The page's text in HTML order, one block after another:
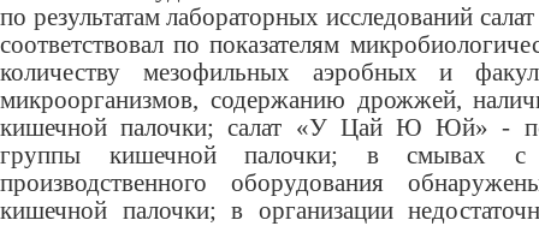
по результатам лабораторных исследований
соответствовал по показателям
количеству мезофильных аэробных и
микроорганизмов, содержанию дрожжей,
кишечной палочки; салат «У Цай Ю Юй» -
группы кишечной палочки; в смывах
производственного оборудования
кишечной палочки; в организации